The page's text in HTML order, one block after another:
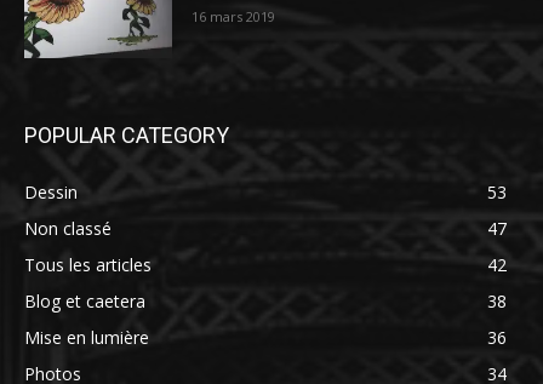
16 mars 2019
POPULAR CATEGORY
Dessin
53
Non classé
47
Tous les articles
42
Blog et caetera
38
Mise en lumière
36
Photos
34